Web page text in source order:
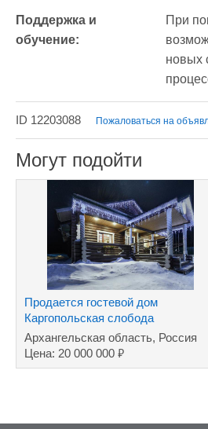
Поддержка и
обучение:
При
новых
ID 12203088 Пожаловаться на
Могут подойти
Продается гостевой дом
Каргопольская слобода
Архангельская область, Россия
Цена: 20 000 000 ₽